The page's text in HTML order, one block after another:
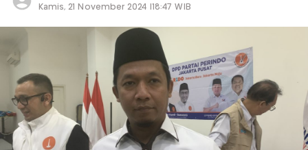
Kamis, 21 November 2024 |18:47 WIB